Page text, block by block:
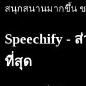
สนุกสนานมากขึ้น
Speechify -
ที่สุด